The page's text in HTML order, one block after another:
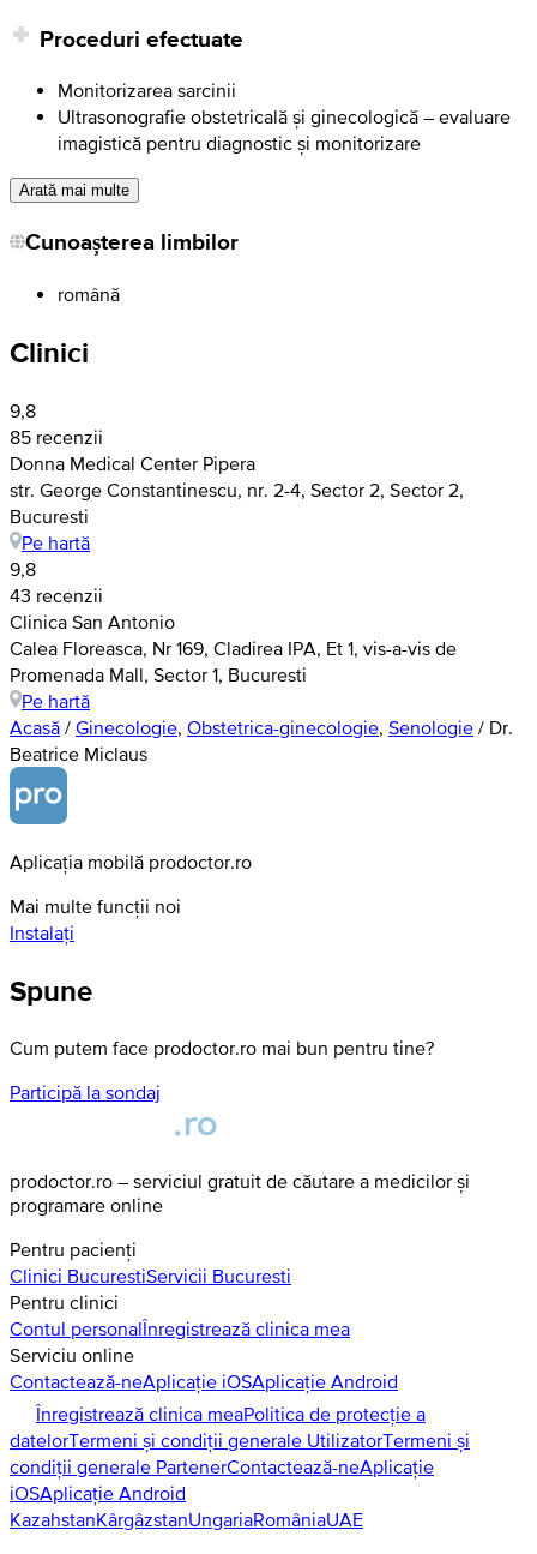
Proceduri efectuate
Monitorizarea sarcinii
Ultrasonografie obstetricală și ginecologică – evaluare
imagistică pentru diagnostic și monitorizare
Arată mai multe
Cunoașterea limbilor
română
Clinici
9,8
85 recenzii
Donna Medical Center Pipera
str. George Constantinescu, nr. 2-4, Sector 2, Sector 2,
Bucuresti
Pe hartă
9,8
43 recenzii
Clinica San Antonio
Calea Floreasca, Nr 169, Cladirea IPA, Et 1, vis-a-vis de
Promenada Mall, Sector 1, Bucuresti
Pe hartă
Acasă / Ginecologie, Obstetrica-ginecologie, Senologie / Dr.
Beatrice Miclaus
Aplicația mobilă prodoctor.ro
Mai multe funcții noi
Instalați
Spune
Cum putem face prodoctor.ro mai bun pentru tine?
Participă la sondaj
prodoctor.ro – serviciul gratuit de căutare a medicilor și
programare online
Pentru pacienți
Clinici BucurestiServicii Bucuresti
Pentru clinici
Contul personalÎnregistrează clinica mea
Serviciu online
Contactează-neAplicație iOSAplicație Android
Înregistrează clinica meaPolitica de protecție a
datelorTermeni și condiții generale UtilizatorTermeni și
condiții generale PartenerContactează-neAplicație
iOSAplicație Android
KazahstanKârgâzstanUngariaRomâniaUAE